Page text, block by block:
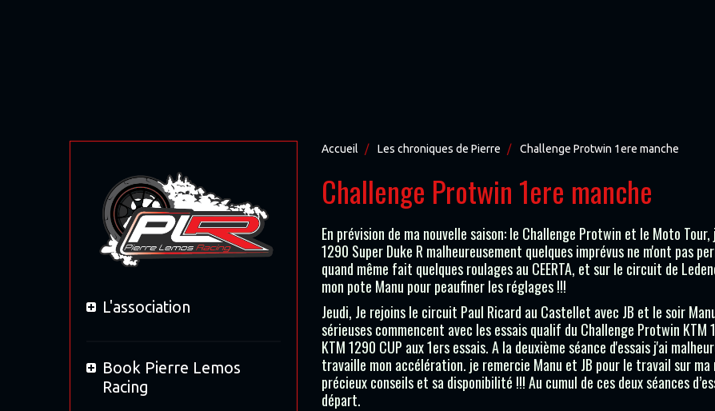
Accueil Les chroniques de Pierre Challenge Protwin 1ere manche
Challenge Protwin 1ere manche
En prévision de ma nouvelle saison: le Challenge Protwin et le Moto
1290 Super Duke R malheureusement quelques imprévus ne m'ont pas
quand même fait quelques roulages au CEERTA, et sur le circuit de
mon pote Manu pour peaufiner les réglages !!!
Jeudi, Je rejoins le circuit Paul Ricard au Castellet avec JB et le soir
sérieuses commencent avec les essais qualif du Challenge Protwin
KTM 1290 CUP aux 1ers essais. A la deuxième séance d'essais j'ai
travaille mon accélération. je remercie Manu et JB pour le travail sur ma
précieux conseils et sa disponibilité !!! Au cumul de ces deux séances
départ.
L'association
Book Pierre Lemos
Racing